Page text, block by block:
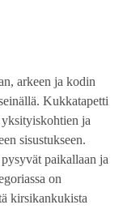
arkeen ja kodin
Kukkatapetti
ja
sisustukseen.
paikallaan ja
on
kirsikankukista